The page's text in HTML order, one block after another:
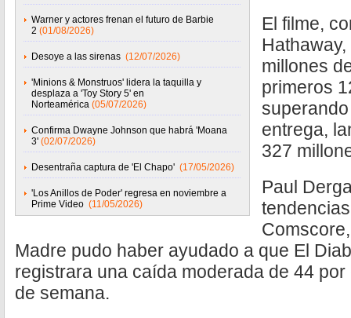
Warner y actores frenan el futuro de Barbie
2 (01/08/2026)
Desoye a las sirenas (12/07/2026)
'Minions & Monstruos' lidera la taquilla y
desplaza a 'Toy Story 5' en
Norteamérica (05/07/2026)
Confirma Dwayne Johnson que habrá 'Moana
3' (02/07/2026)
Desentraña captura de 'El Chapo' (17/05/2026)
'Los Anillos de Poder' regresa en noviembre a
Prime Video (11/05/2026)
El filme,
millones
primeros
entrega,
327
Paul
Madre pudo haber ayudado a que El
registrara una caída moderada de 44
de semana.